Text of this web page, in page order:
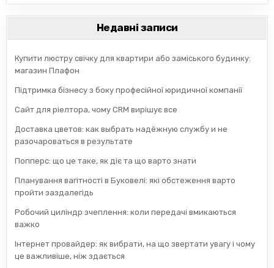
Недавні записи
Купити люстру свічку для квартири або заміського будинку:
магазин Плафон
Підтримка бізнесу з боку професійної юридичної компанії
Сайт для ріелтора, чому CRM вирішує все
Доставка цветов: как выбрать надёжную службу и не
разочароваться в результате
Попперс: що це таке, як діє та що варто знати
Планування вагітності в Буковелі: які обстеження варто
пройти заздалегідь
Робочий циліндр зчеплення: коли передачі вмикаються
важко
Інтернет провайдер: як вибрати, на що звертати увагу і чому
це важливіше, ніж здається